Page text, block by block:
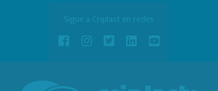
Sigue a Criplast en redes